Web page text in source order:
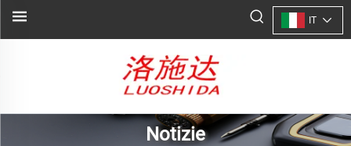
IT
Notizie